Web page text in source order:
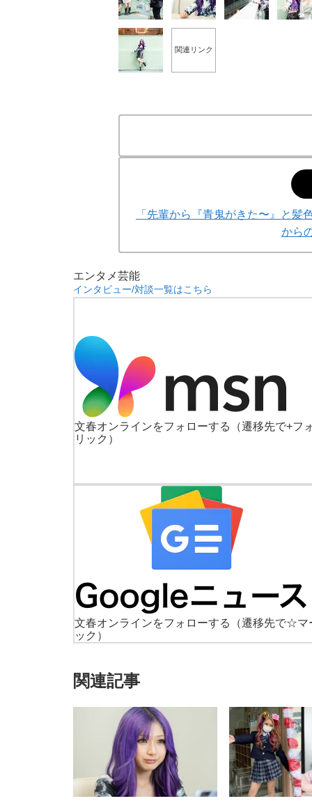
関連リンク
「先輩から『青鬼がきた〜』と
から
エンタメ芸能
インタビュー/対談一覧はこちら
文春オンラインをフォローする
（遷移先で+フ
リック）
文春オンラインをフォローする
（遷移先で☆マ
ック）
関連記事